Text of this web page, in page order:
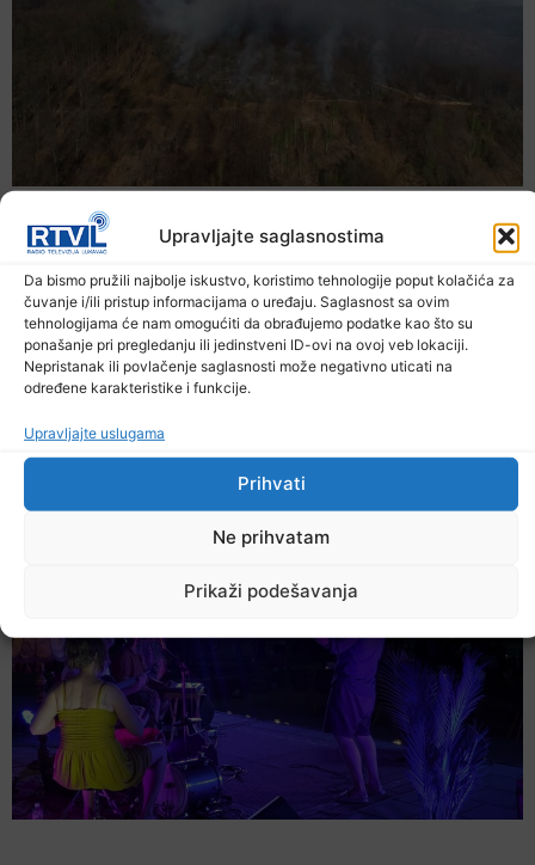
Upravljajte saglasnostima
Da bismo pružili najbolje iskustvo, koristimo tehnologije poput kolačića za
čuvanje i/ili pristup informacijama o uređaju. Saglasnost sa ovim
tehnologijama će nam omogućiti da obrađujemo podatke kao što su
ponašanje pri pregledanju ili jedinstveni ID-ovi na ovoj veb lokaciji.
Nepristanak ili povlačenje saglasnosti može negativno uticati na
određene karakteristike i funkcije.
Upravljajte uslugama
Prihvati
Ne prihvatam
Prikaži podešavanja
U TK povećan broj požara
7. Augusta 2026.